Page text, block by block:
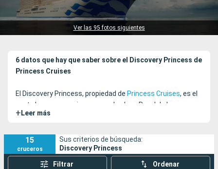
Ver las 95 fotos siguientes
6 datos que hay que saber sobre el Discovery Princess de
Princess Cruises
El Discovery Princess, propiedad de Princess Cruises, es el
sexto barco que se incorpora a la clase Royal de la
compañía. Este novedoso barco reúne dos características
extraordinarias aventuras en los rincones más lejanos del
mundo.
+ Leer más
15
cruceros
Sus criterios de búsqueda:
Discovery Princess
Filtrar Ordenar